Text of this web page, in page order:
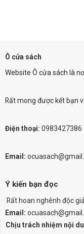
Ô cửa sách
Website Ô cửa sách là
Rất mong được kết bạn
Điện thoại: 0983427386
Email:
Ý kiến bạn đọc
Rất hoan nghênh độc
Email:
Chịu trách nhiệm nội